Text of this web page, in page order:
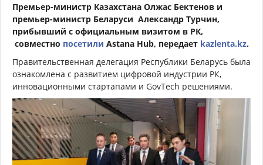
Премьер-министр Казахстана Олжас Бектенов и
премьер-министр Беларуси Александр Турчин,
прибывший с официальным визитом в РК,
совместно посетили Astana Hub, передает kazlenta.kz.
Правительственная делегация Республики Беларусь была
ознакомлена с развитием цифровой индустрии РК,
инновационными стартапами и GovTech решениями.